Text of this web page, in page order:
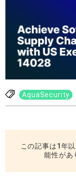
AquaSecurity
この記事は1年
能性があ